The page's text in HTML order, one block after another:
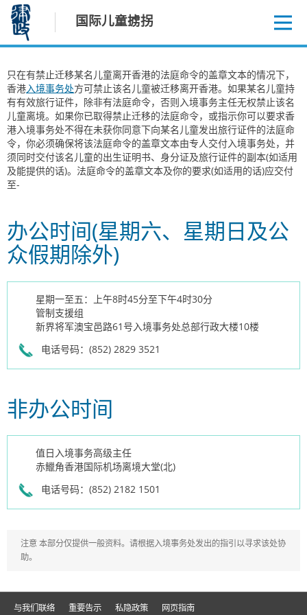
容
国际儿童掳拐
只在有禁止迁移某名儿童离开香港的法庭命令的盖章文本的情况下，
香港入境事务处方可禁止该名儿童被迁移离开香港。如果某名儿童持
有有效旅行证件，除非有法庭命令，否则入境事务主任无权禁止该名
儿童离境。如果你已取得禁止迁移的法庭命令，或指示你可以要求香
港入境事务处不得在未获你同意下向某名儿童发出旅行证件的法庭命
令，你必须确保将该法庭命令的盖章文本由专人交付入境事务处，并
须同时交付该名儿童的出生证明书、身分证及旅行证件的副本(如适用
及能提供的话)。法庭命令的盖章文本及你的要求(如适用的话)应交付
至-
办公时间(星期六、星期日及公
众假期除外)
星期一至五：上午8时45分至下午4时30分
管制支援组
新界将军澳宝邑路61号入境事务处总部行政大楼10楼
电话号码：(852) 2829 3521
非办公时间
值日入境事务高级主任
赤鱲角香港国际机场离境大堂(北)
电话号码：(852) 2182 1501
注意本部分仅提供一般资料。请根据入境事务处发出的指引以寻求该处协
助。
与我们联络 重要告示 私隐政策 网页指南